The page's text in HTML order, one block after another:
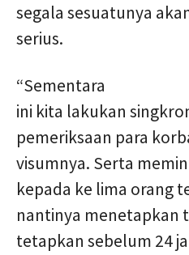
segala sesuatunya
serius.
“Sementara
ini kita lakukan
pemeriksaan para
visumnya. Serta
kepada ke lima orang
nantinya menetapkan
tetapkan sebelum 24